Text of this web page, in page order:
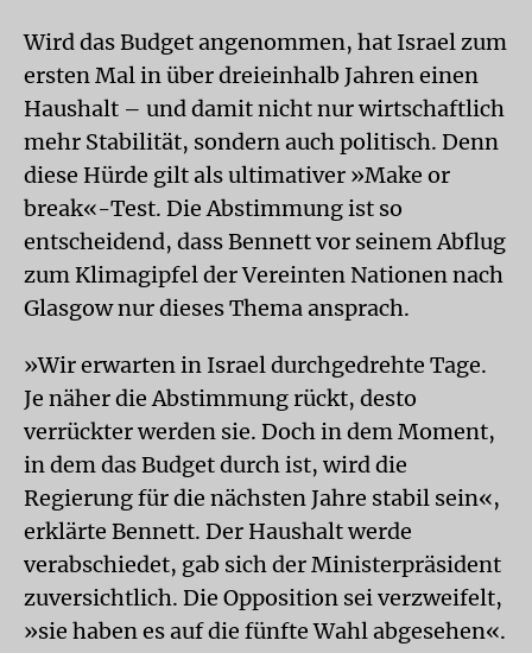
Wird das Budget angenommen, hat Israel zum
ersten Mal in über dreieinhalb Jahren einen
Haushalt – und damit nicht nur wirtschaftlich
mehr Stabilität, sondern auch politisch. Denn
diese Hürde gilt als ultimativer »Make or
break«-Test. Die Abstimmung ist so
entscheidend, dass Bennett vor seinem Abflug
zum Klimagipfel der Vereinten Nationen nach
Glasgow nur dieses Thema ansprach.
»Wir erwarten in Israel durchgedrehte Tage.
Je näher die Abstimmung rückt, desto
verrückter werden sie. Doch in dem Moment,
in dem das Budget durch ist, wird die
Regierung für die nächsten Jahre stabil sein«,
erklärte Bennett. Der Haushalt werde
verabschiedet, gab sich der Ministerpräsident
zuversichtlich. Die Opposition sei verzweifelt,
»sie haben es auf die fünfte Wahl abgesehen«.